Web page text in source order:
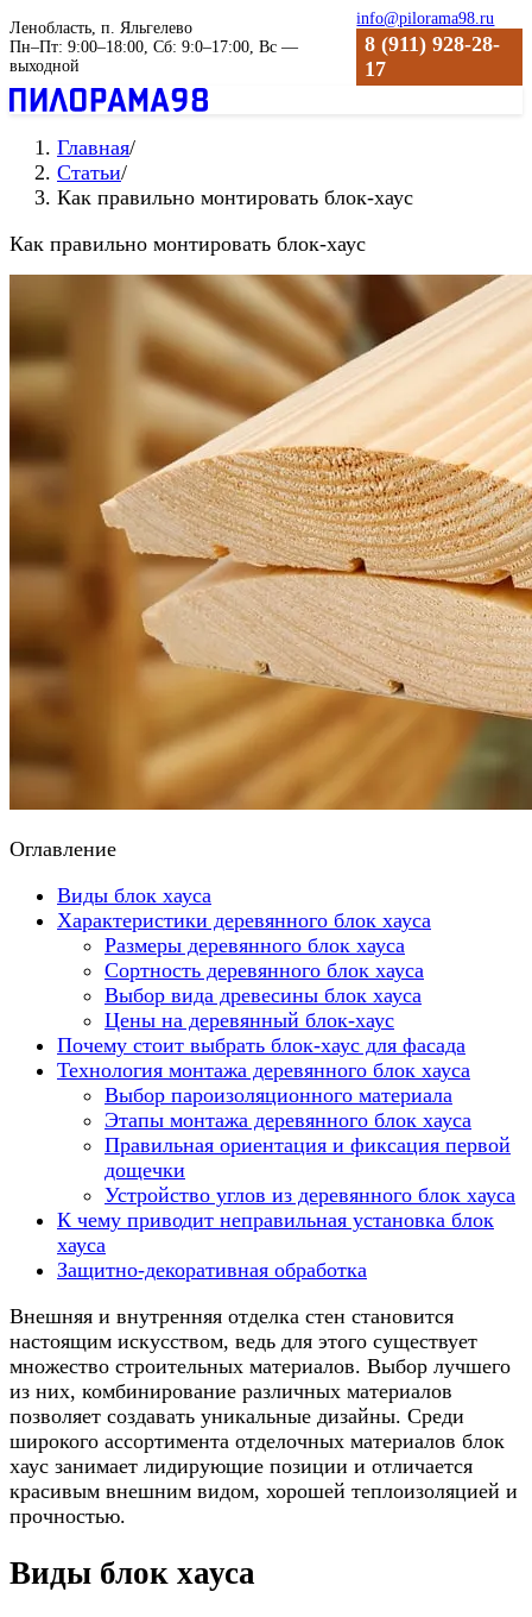
Ленобласть, п. Яльгелево
Пн–Пт: 9:00–18:00, Сб: 9:0–17:00, Вс —
выходной
info@pilorama98.ru
8 (911) 928-28-
17
Главная/
Статьи/
Как правильно монтировать блок-хаус
Как правильно монтировать блок-хаус
Оглавление
Виды блок хауса
Характеристики деревянного блок хауса
Размеры деревянного блок хауса
Сортность деревянного блок хауса
Выбор вида древесины блок хауса
Цены на деревянный блок-хаус
Почему стоит выбрать блок-хаус для фасада
Технология монтажа деревянного блок хауса
Выбор пароизоляционного материала
Этапы монтажа деревянного блок хауса
Правильная ориентация и фиксация первой
дощечки
Устройство углов из деревянного блок хауса
К чему приводит неправильная установка блок
хауса
Защитно-декоративная обработка
Внешняя и внутренняя отделка стен становится
настоящим искусством, ведь для этого существует
множество строительных материалов. Выбор лучшего
из них, комбинирование различных материалов
позволяет создавать уникальные дизайны. Среди
широкого ассортимента отделочных материалов блок
хаус занимает лидирующие позиции и отличается
красивым внешним видом, хорошей теплоизоляцией и
прочностью.
Виды блок хауса